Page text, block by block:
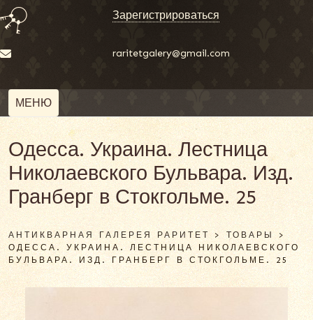
Зарегистрироваться
raritetgalery@gmail.com
МЕНЮ
Одесса. Украина. Лестница
Николаевского Бульвара. Изд.
Гранберг в Стокгольме. 25
АНТИКВАРНАЯ ГАЛЕРЕЯ РАРИТЕТ >ТОВАРЫ >
ОДЕССА. УКРАИНА. ЛЕСТНИЦА НИКОЛАЕВСКОГО
БУЛЬВАРА. ИЗД. ГРАНБЕРГ В СТОКГОЛЬМЕ. 25